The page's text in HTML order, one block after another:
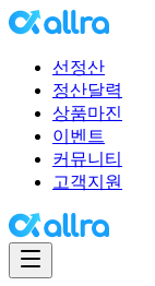
선정산
정산달력
상품마진
이벤트
커뮤니티
고객지원